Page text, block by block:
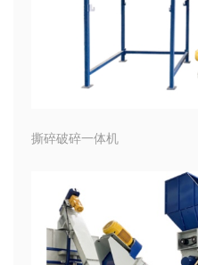
撕碎破碎一体机